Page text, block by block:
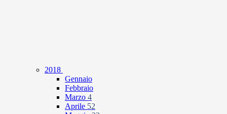
2018
Gennaio
Febbraio
Marzo 4
Aprile 52